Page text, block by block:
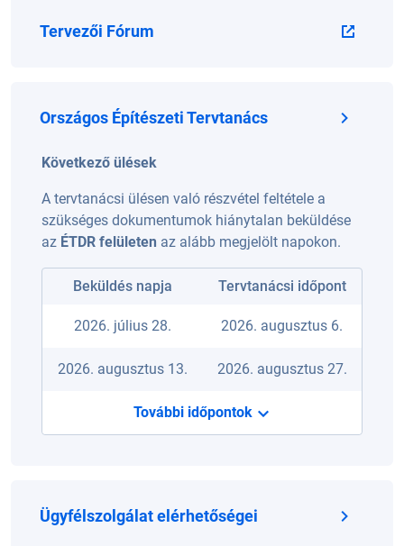
Tervezői Fórum
Országos Építészeti Tervtanács
Következő ülések
A tervtanácsi ülésen való részvétel feltétele a
szükséges dokumentumok hiánytalan beküldése
az ÉTDR felületen az alább megjelölt napokon.
Beküldés napja Tervtanácsi időpont
2026. július 28. 2026. augusztus 6.
2026. augusztus 13. 2026. augusztus 27.
További időpontok
Ügyfélszolgálat elérhetőségei